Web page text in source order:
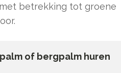
betrekking tot groene
of bergpalm huren